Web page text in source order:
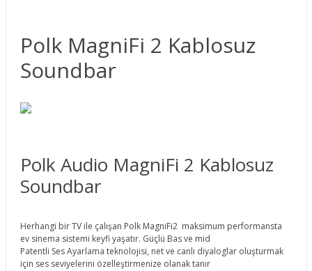
Polk MagniFi 2 Kablosuz
Soundbar
Polk Audio MagniFi 2 Kablosuz
Soundbar
Herhangi bir TV ile çalışan Polk MagniFi2 maksimum performansta
ev sinema sistemi keyfi yaşatır. Güçlü Bas ve mid
Patentli Ses Ayarlama teknolojisi, net ve canlı diyaloglar oluşturmak
için ses seviyelerini özelleştirmenize olanak tanır